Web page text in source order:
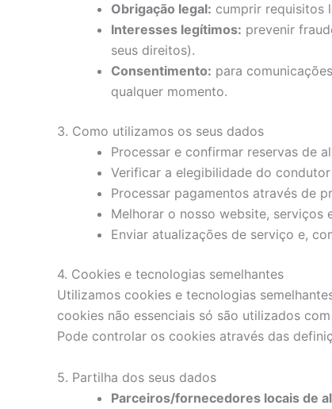
Obrigação legal: cumprir requisitos
Interesses legítimos: prevenir
seus direitos).
Consentimento: para
qualquer momento.
3. Como utilizamos os seus dados
Processar e confirmar reservas de
Verificar a elegibilidade do
Processar pagamentos através de
Melhorar o nosso website, serviços
Enviar atualizações de serviço e,
4. Cookies e tecnologias semelhantes
Utilizamos cookies e tecnologias
cookies não essenciais só são utilizados
Pode controlar os cookies através das
5. Partilha dos seus dados
Parceiros/fornecedores locais de